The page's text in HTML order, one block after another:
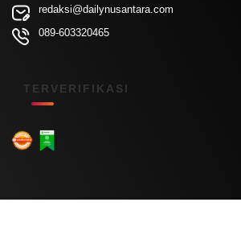
redaksi@dailynusantara.com
089-603320465
TERVERIFIKASI